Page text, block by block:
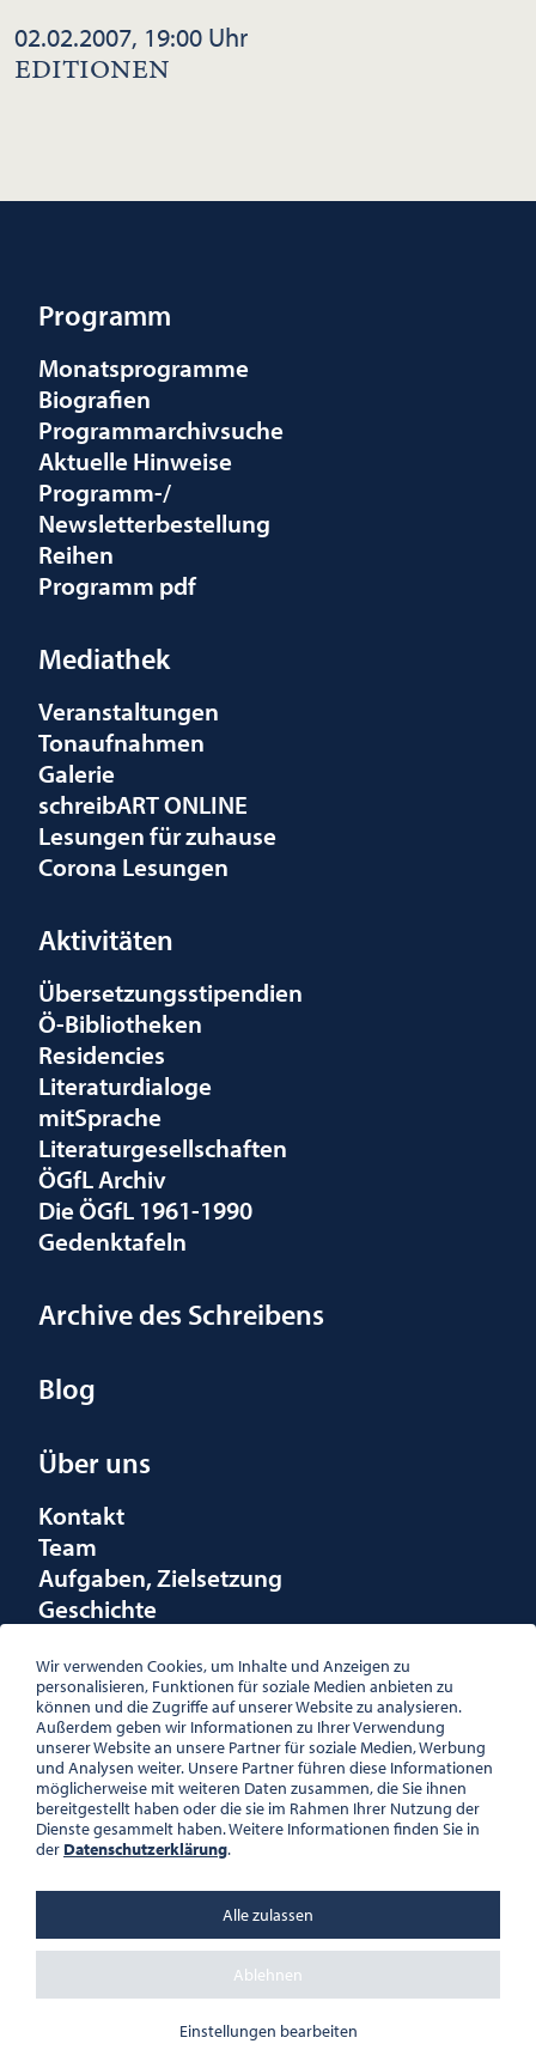
02.02.2007, 19:00 Uhr
EDITIONEN
Programm
Monatsprogramme
Biografien
Programmarchivsuche
Aktuelle Hinweise
Programm-/
Newsletterbestellung
Reihen
Programm pdf
Mediathek
Veranstaltungen
Tonaufnahmen
Galerie
schreibART ONLINE
Lesungen für zuhause
Corona Lesungen
Aktivitäten
Übersetzungsstipendien
Ö-Bibliotheken
Residencies
Literaturdialoge
mitSprache
Literaturgesellschaften
ÖGfL Archiv
Die ÖGfL 1961-1990
Gedenktafeln
Archive des Schreibens
Blog
Über uns
Kontakt
Team
Aufgaben, Zielsetzung
Geschichte
Förderungen
Logo
ÖSTERREICHISCHE
GESELLSCHAFT FÜR LITERATUR
PALAIS WILCZEK, HERRENGASSE
ZVR-NR.: 508018443
16:00 UHR, FR 10:00 – 13:00 UHR
DATENSCHUTZ
Wir verwenden Cookies, um Inhalte und Anzeigen zu
personalisieren, Funktionen für soziale Medien anbieten zu
können und die Zugriffe auf unserer Website zu analysieren.
Außerdem geben wir Informationen zu Ihrer Verwendung
unserer Website an unsere Partner für soziale Medien, Werbung
und Analysen weiter. Unsere Partner führen diese Informationen
möglicherweise mit weiteren Daten zusammen, die Sie ihnen
bereitgestellt haben oder die sie im Rahmen Ihrer Nutzung der
Dienste gesammelt haben. Weitere Informationen finden Sie in
der Datenschutzerklärung.
Einstellungen bearbeiten
Ablehnen
Alle zulassen